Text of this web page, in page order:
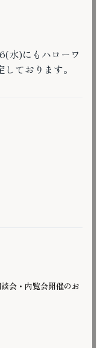
水)にもハローワ
ております。
会・内覧会開催のお